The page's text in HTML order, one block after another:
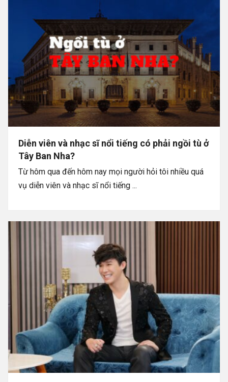
Diễn viên và nhạc sĩ nổi tiếng có phải ngồi tù ở
Tây Ban Nha?
Từ hôm qua đến hôm nay mọi người hỏi tôi nhiều quá
vụ diễn viên và nhạc sĩ nổi tiếng ...